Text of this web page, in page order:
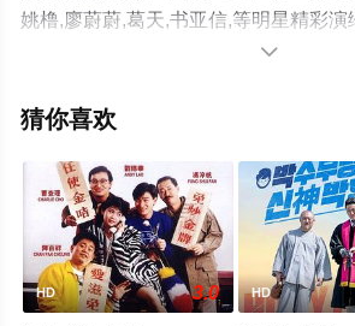
姚橹,廖蔚蔚,葛天,书亚信,等明星精彩
机免费观看高清无删减完整版电影大全
了解。

猜你喜欢
HD 3.0 HD